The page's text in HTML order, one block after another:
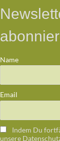
Name
Email
Indem Du
unsere